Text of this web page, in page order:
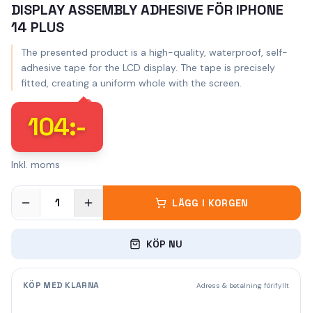
DISPLAY ASSEMBLY ADHESIVE FÖR IPHONE
14 PLUS
The presented product is a high-quality, waterproof, self-
adhesive tape for the LCD display. The tape is precisely
fitted, creating a uniform whole with the screen.
104:-
Inkl. moms
1 LÄGG I KORGEN
KÖP NU
KÖP MED KLARNA Adress & betalning förifyllt